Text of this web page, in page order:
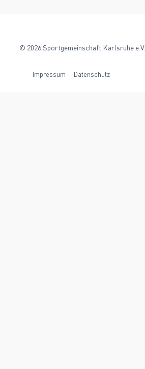
© 2026 Sportgemeinschaft Karlsruhe e.V.
Impressum Datenschutz